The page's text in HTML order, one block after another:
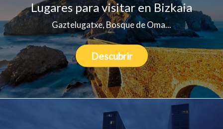
Lugares para visitar en Bizkaia
Gaztelugatxe, Bosque de Oma...
Descubrir